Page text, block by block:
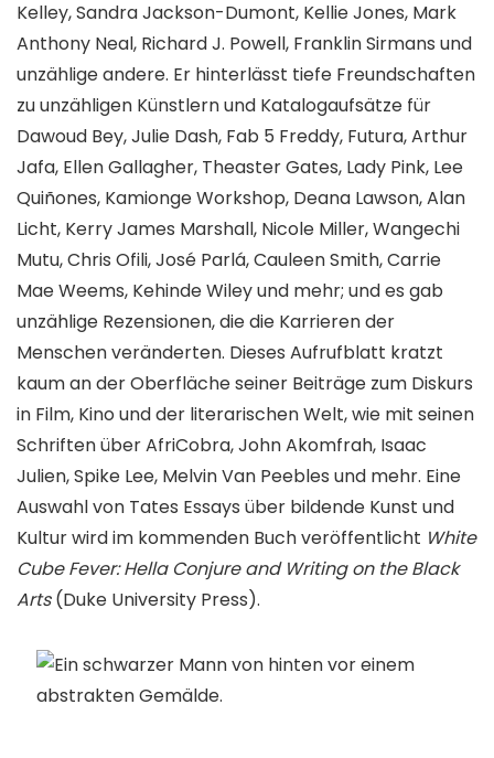
Kelley, Sandra Jackson-Dumont, Kellie Jones, Mark
Anthony Neal, Richard J. Powell, Franklin Sirmans und
unzählige andere. Er hinterlässt tiefe Freundschaften
zu unzähligen Künstlern und Katalogaufsätze für
Dawoud Bey, Julie Dash, Fab 5 Freddy, Futura, Arthur
Jafa, Ellen Gallagher, Theaster Gates, Lady Pink, Lee
Quiñones, Kamionge Workshop, Deana Lawson, Alan
Licht, Kerry James Marshall, Nicole Miller, Wangechi
Mutu, Chris Ofili, José Parlá, Cauleen Smith, Carrie
Mae Weems, Kehinde Wiley und mehr; und es gab
unzählige Rezensionen, die die Karrieren der
Menschen veränderten. Dieses Aufrufblatt kratzt
kaum an der Oberfläche seiner Beiträge zum Diskurs
in Film, Kino und der literarischen Welt, wie mit seinen
Schriften über AfriCobra, John Akomfrah, Isaac
Julien, Spike Lee, Melvin Van Peebles und mehr. Eine
Auswahl von Tates Essays über bildende Kunst und
Kultur wird im kommenden Buch veröffentlicht White
Cube Fever: Hella Conjure and Writing on the Black
Arts(Duke University Press).